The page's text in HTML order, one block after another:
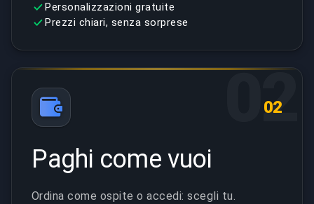
Personalizzazioni gratuite
Prezzi chiari, senza sorprese
02
02
Paghi come vuoi
Ordina come ospite o accedi: scegli tu.